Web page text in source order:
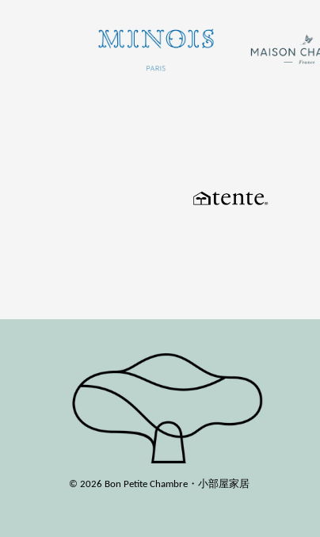
© 2026 Bon Petite Chambre・小部屋家居